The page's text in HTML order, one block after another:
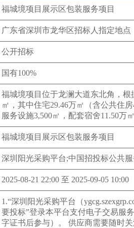
福城境项目展示区包装服务项目
广东省深圳市龙华区招标人指定地点
公开招标
国有100%
福城境项目位于龙澜大道东北角，根
㎡，其中住宅29.46万㎡（含公共住
服务设施3,500㎡，配套宿舍11.50万
福城境项目展示区包装服务项目
深圳阳光采购平台;中国招投标公共服
2025-08-21 22:00 至 2025-09-05 10:00
1.“深圳阳光采购平台（
要投标”登录本平台支付电子交易服
字证书后参与）。 供应商需要随时